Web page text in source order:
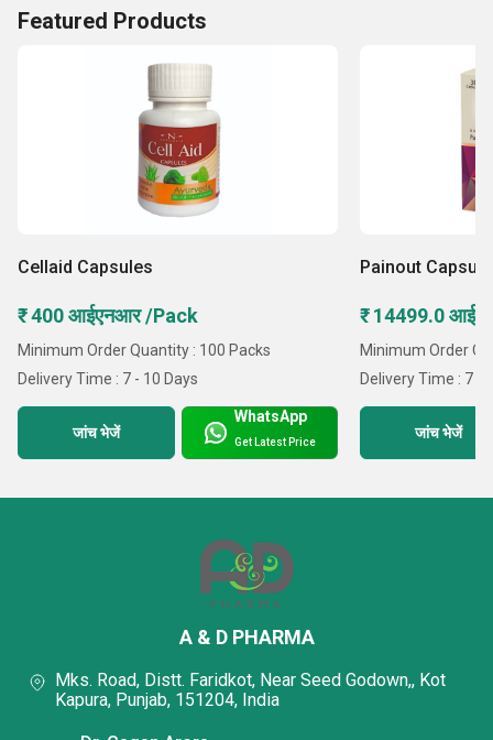
Featured Products
Cellaid Capsules
₹ 400 आईएनआर /Pack
Minimum Order Quantity : 100 Packs
Delivery Time : 7 - 10 Days
जांच भेजें
WhatsApp
Get Latest Price
Painout
₹ 14499.0
Minimum Order
Delivery Time : 7 -
जांच भेजें
A & D PHARMA
Mks. Road, Distt. Faridkot, Near Seed Godown,, Kot
Kapura, Punjab, 151204, India